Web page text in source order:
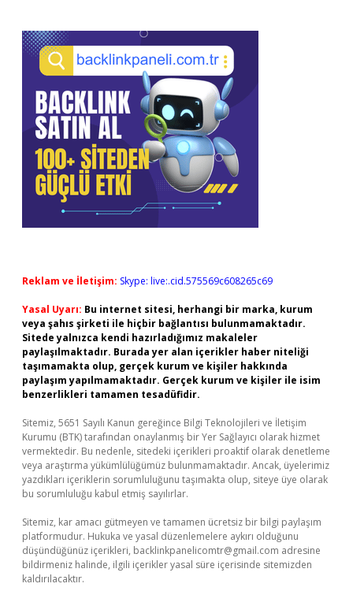
Reklam ve İletişim: Skype: live:.cid.575569c608265c69
Yasal Uyarı: Bu internet sitesi, herhangi bir marka, kurum
veya şahıs şirketi ile hiçbir bağlantısı bulunmamaktadır.
Sitede yalnızca kendi hazırladığımız makaleler
paylaşılmaktadır. Burada yer alan içerikler haber niteliği
taşımamakta olup, gerçek kurum ve kişiler hakkında
paylaşım yapılmamaktadır. Gerçek kurum ve kişiler ile isim
benzerlikleri tamamen tesadüfidir.
Sitemiz, 5651 Sayılı Kanun gereğince Bilgi Teknolojileri ve İletişim
Kurumu (BTK) tarafından onaylanmış bir Yer Sağlayıcı olarak hizmet
vermektedir. Bu nedenle, sitedeki içerikleri proaktif olarak denetleme
veya araştırma yükümlülüğümüz bulunmamaktadır. Ancak, üyelerimiz
yazdıkları içeriklerin sorumluluğunu taşımakta olup, siteye üye olarak
bu sorumluluğu kabul etmiş sayılırlar.
Sitemiz, kar amacı gütmeyen ve tamamen ücretsiz bir bilgi paylaşım
platformudur. Hukuka ve yasal düzenlemelere aykırı olduğunu
düşündüğünüz içerikleri, backlinkpanelicomtr@gmail.com adresine
bildirmeniz halinde, ilgili içerikler yasal süre içerisinde sitemizden
kaldırılacaktır.